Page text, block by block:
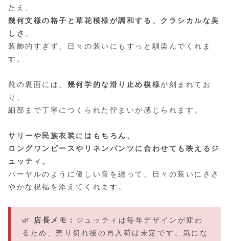
たえ、
幾何文様の格子と草花模様が調和する、クラシカルな美
しさ 。
装飾的すぎず、日々の装いにもすっと馴染んでくれま
す。
靴の裏面には、 幾何学的な滑り止め模様が刻まれてお
り、
細部まで丁寧につくられた佇まいが感じられます。
サリーや民族衣装にはもちろん、
ロングワンピースやリネンパンツに合わせても映えるジ
ュッティ。
パーヤルのように優しい音を纏って、日々の装いにささ
やかな祝福を添えてくれます。
🌿 店長メモ： ジュッティは毎年デザインが変わ
るため、売り切れ後の再入荷は未定です。気にな